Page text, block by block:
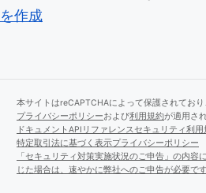
を作成
本サイトはreCAPTCHAによって保護されており
プライバシーポリシーおよび利用規約が適用さ
ドキュメント APIリファレンスセキュリティ利用
特定取引法に基づく表示プライバシーポリシー
「セキュリティ対策実施状況のご申告」の内容
じた場合は、速やかに弊社へのご申告が必要です